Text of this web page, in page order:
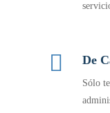
De
Sólo